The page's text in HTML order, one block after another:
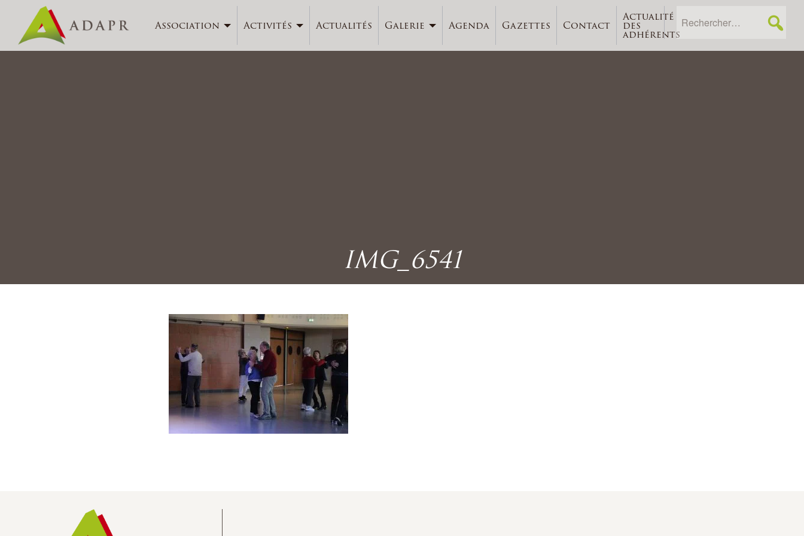
Association Activités Actualités Galerie Agenda Gazettes Contact
Actualité
des
adhérents
IMG_6541